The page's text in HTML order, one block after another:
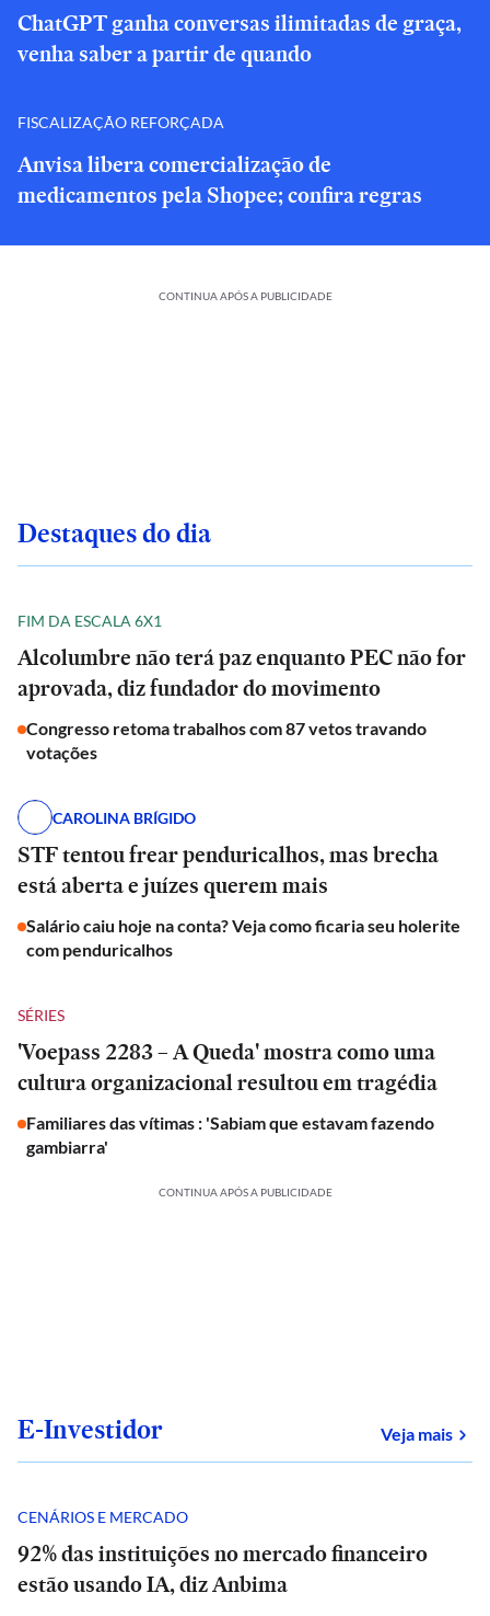
ChatGPT ganha conversas ilimitadas de graça,
venha saber a partir de quando
FISCALIZAÇÃO REFORÇADA
Anvisa libera comercialização de
medicamentos pela Shopee; confira regras
CONTINUA APÓS A PUBLICIDADE
Destaques do dia
FIM DA ESCALA 6X1
Alcolumbre não terá paz enquanto PEC não for
aprovada, diz fundador do movimento
Congresso retoma trabalhos com 87 vetos travando
votações
CAROLINA BRÍGIDO
STF tentou frear penduricalhos, mas brecha
está aberta e juízes querem mais
Salário caiu hoje na conta? Veja como ficaria seu holerite
com penduricalhos
SÉRIES
'Voepass 2283 – A Queda' mostra como uma
cultura organizacional resultou em tragédia
Familiares das vítimas : 'Sabiam que estavam fazendo
gambiarra'
CONTINUA APÓS A PUBLICIDADE
E-Investidor Veja mais
CENÁRIOS E MERCADO
92% das instituições no mercado financeiro
estão usando IA, diz Anbima